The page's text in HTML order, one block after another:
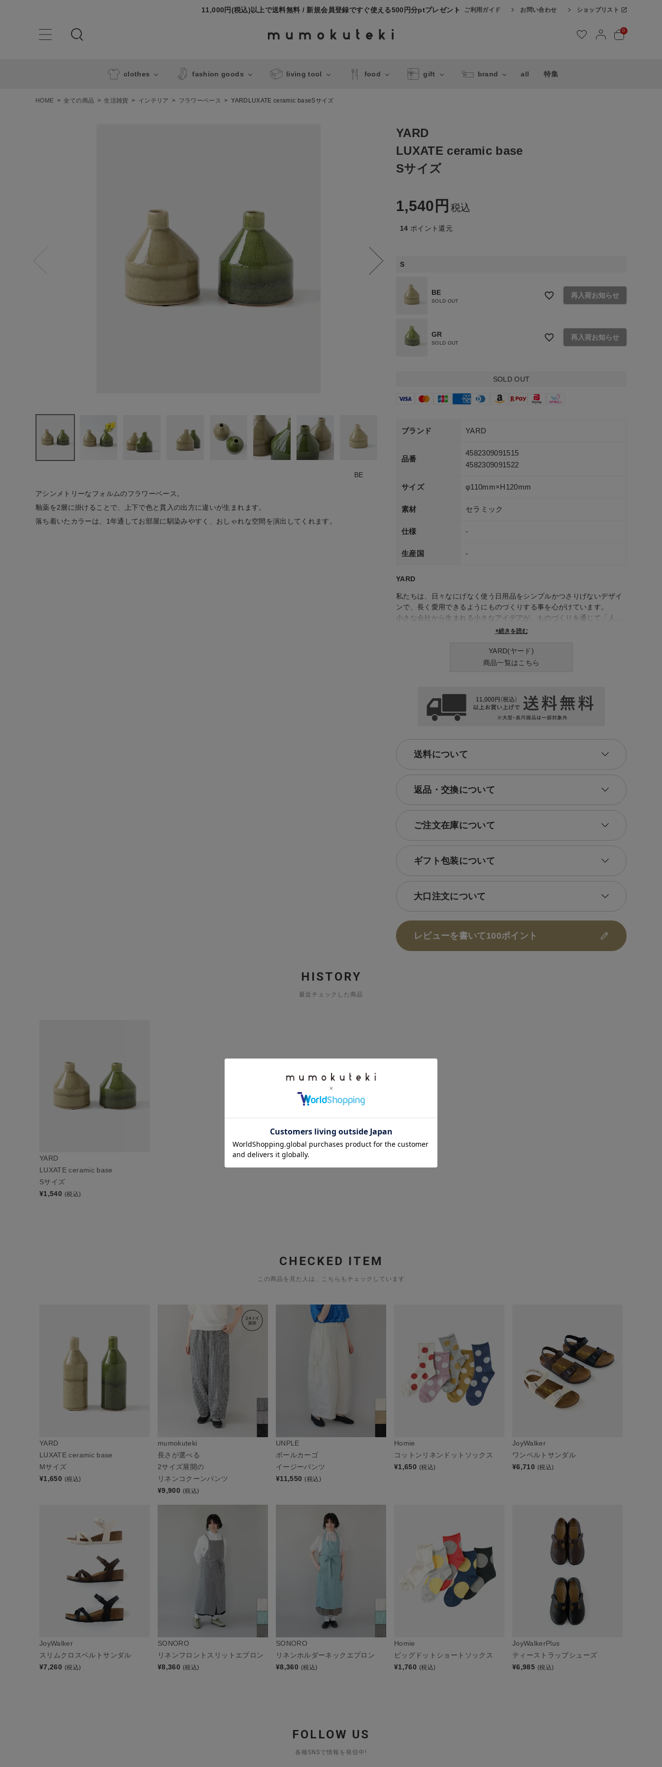
11,000円(税込)以上で送料無料 / 新規会員登録ですぐ使える500円分ptプレゼント ご利用ガイド お問い合わせ ショップリスト
0
clothes fashion goods living tool food gift brand all 特集
CATEGORY
ナチュラル服
生活雑貨
食品
HOME 全ての商品 生活雑貨 インテリア フラワーベース YARDLUXATE ceramic baseSサイズ
BE
アシンメトリーなフォルムのフラワーベース。
釉薬を2層に掛けることで、上下で色と貫入の出方に違いが生まれます。
落ち着いたカラーは、1年通してお部屋に馴染みやすく、おしゃれな空間を演出してくれます。
YARD
LUXATE ceramic base
Sサイズ
1,540 税込
14 ポイント還元
S
BE
SOLD OUT
再入荷お知らせ
GR
SOLD OUT
再入荷お知らせ
SOLD OUT
ブランド YARD
品番
4582309091515
4582309091522
サイズ φ110mm×H120mm
素材 セラミック
仕様 -
生産国 -
YARD
私たちは、日々なにげなく使う日用品をシンプルかつさりげないデザイ
ンで、長く愛用できるようにものづくりする事を心がけています。
小さな会社から生まれる小さなアイデアが、ものづくりを通じて「人」
「もの」「コト」を結び、やがて小さな幸せを皆で共有できる。
+続きを読む
YARD(ヤード)
商品一覧はこちら
送料について
返品・交換について
ご注文在庫について
ギフト包装について
大口注文について
レビューを書いて100ポイント
HISTORY
最近チェックした商品
YARD
LUXATE ceramic base
Sサイズ
¥1,540 (税込)
CHECKED ITEM
この商品を見た人は、こちらもチェックしています
YARD
LUXATE ceramic base
Mサイズ
¥1,650 (税込)
mumokuteki
長さが選べる
2サイズ展開の
リネンコクーンパンツ
¥9,900 (税込)
UNPLE
ボールカーゴ
イージーパンツ
¥11,550 (税込)
Homie
コットンリネンドットソックス
¥1,650 (税込)
JoyWalker
ワンベルトサンダル
¥6,710 (税込)
JoyWalker
スリムクロスベルトサンダル
¥7,260 (税込)
SONORO
リネンフロントスリットエプロン
¥8,360 (税込)
SONORO
リネンホルダーネックエプロン
¥8,360 (税込)
Homie
ビッグドットショートソックス
¥1,760 (税込)
JoyWalkerPlus
ティーストラップシューズ
¥6,985 (税込)
FOLLOW US
各種SNSで情報を発信中!